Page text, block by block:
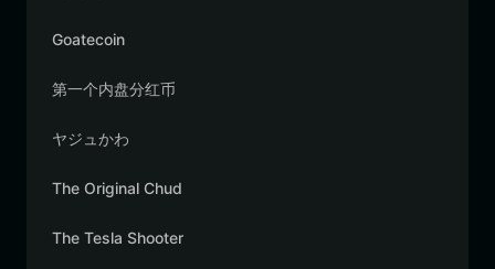
Goatecoin
第一个内盘分红币
ヤジュかわ
The Original Chud
The Tesla Shooter